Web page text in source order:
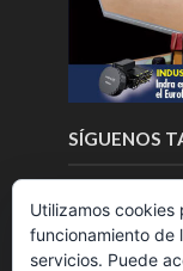
SÍGUENOS
Utilizamos
funcionamiento de
servicios. Puede